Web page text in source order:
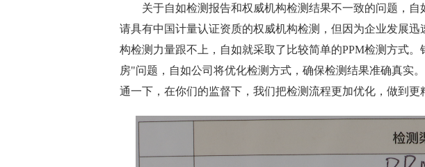
关于自如检测报告和权威机构检测结果不一致的问题，自
请具有中国计量认证资质的权威机构检测，但因为企业发展
构检测力量跟不上，自如就采取了比较简单的PPM检测方式
房"问题，自如公司将优化检测方式，确保检测结果准确真实
通一下，在你们的监督下，我们把检测流程更加优化，做到更